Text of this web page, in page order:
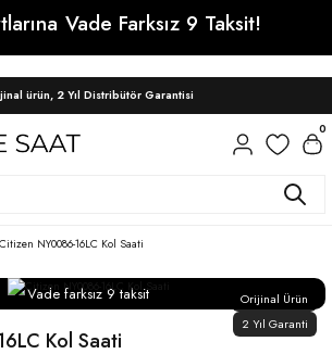
Vade Farksız 9 Taksit!
ürün, 2 Yıl Distribütör Garantisi
Geri Dön
CITIZEN
SEIKO
Astron
Conceptual
Geri Dön
SEIKO
Geri Dön
CITIZEN
WAINER
0
Citizen NY0086-16LC Kol Saati
Orijinal Ürün
2 Yıl Garanti
Vade farksız 9 taksit
Kol Saati